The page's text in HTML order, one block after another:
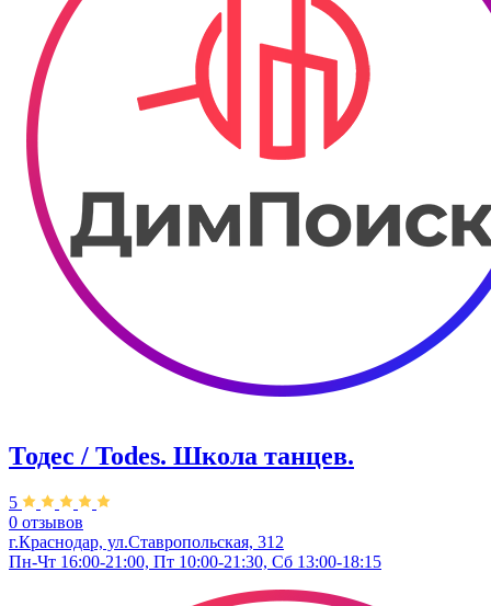
Тодес / Todes. Школа танцев.
5
0 отзывов
г.Краснодар, ул.Ставропольская, 312
Пн-Чт 16:00-21:00, Пт 10:00-21:30, Сб 13:00-18:15